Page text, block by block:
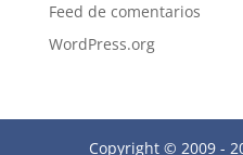
Feed de comentarios
WordPress.org
Copyright © 2009 -